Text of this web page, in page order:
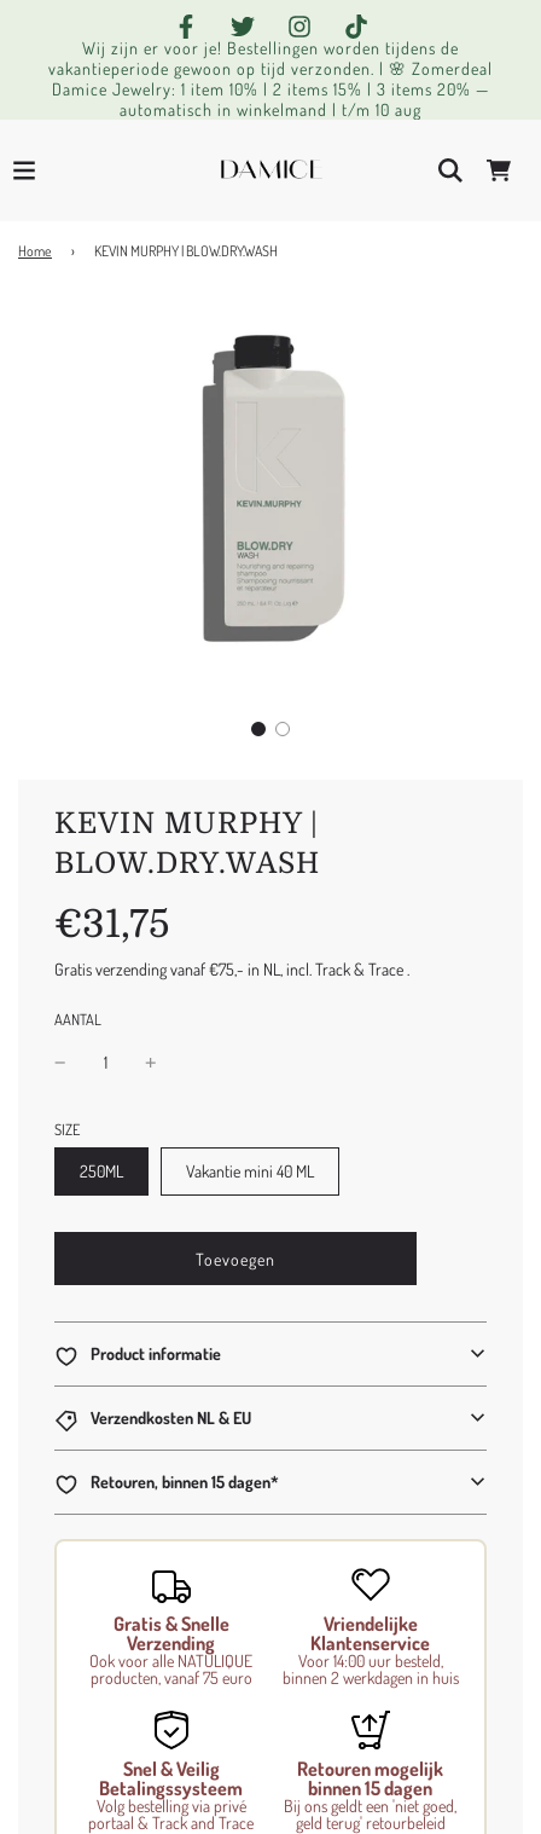
Wij zijn er voor je! Bestellingen worden tijdens de
vakantieperiode gewoon op tijd verzonden. | 🌸 Zomerdeal
Damice Jewelry: 1 item 10% | 2 items 15% | 3 items 20% —
automatisch in winkelmand | t/m 10 aug
Home › KEVIN MURPHY | BLOW.DRY.WASH
KEVIN MURPHY |
BLOW.DRY.WASH
Uitverkoop
prijs
Normale
prijs
€31,75
Gratis verzending vanaf €75,- in NL, incl. Track & Trace .
AANTAL
SIZE
250ML Vakantie mini 40 ML
l
o
d
i
.
Toevoegen
Product informatie
Verzendkosten NL & EU
Retouren, binnen 15 dagen*
Gratis & Snelle
Verzending
Ook voor alle NATULIQUE
producten, vanaf 75 euro
Vriendelijke
Klantenservice
Voor 14:00 uur besteld,
binnen 2 werkdagen in huis
Snel & Veilig
Betalingssysteem
Volg bestelling via privé
portaal & Track and Trace
Retouren mogelijk
binnen 15 dagen
Bij ons geldt een 'niet goed,
geld terug' retourbeleid